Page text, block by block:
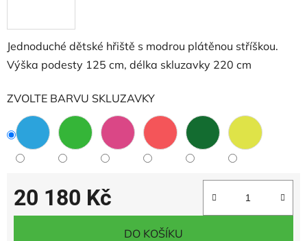
Jednoduché dětské hřiště s modrou plátěnou stříškou.
Výška podesty 125 cm, délka skluzavky 220 cm
ZVOLTE BARVU SKLUZAVKY
20 180 Kč
Měrná cena:
DO KOŠÍKU